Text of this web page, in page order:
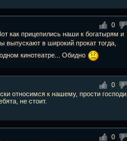
0
как прицепились наши к богатырям и
в широкий прокат тогда,
кинотеатре... Обидно
0
относимся к нашему, прости господи,
не стоит.
0